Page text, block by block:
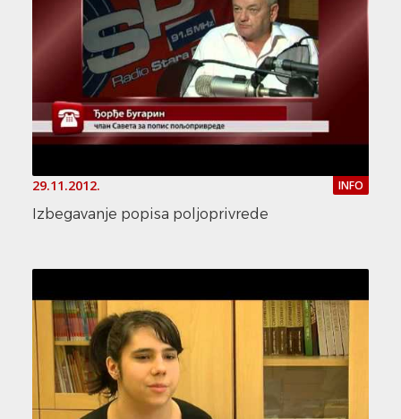
29.11.2012. INFO
Izbegavanje popisa poljoprivrede